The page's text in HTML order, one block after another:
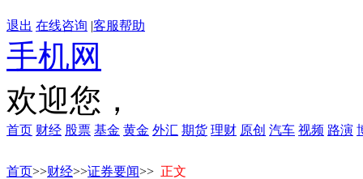
退出 在线咨询 |客服帮助
手机网
欢迎您，
首页 财经 股票 基金 黄金 外汇 期货 理财 原创 汽车 视频 路演
首页>>财经>>证券要闻>> 正文